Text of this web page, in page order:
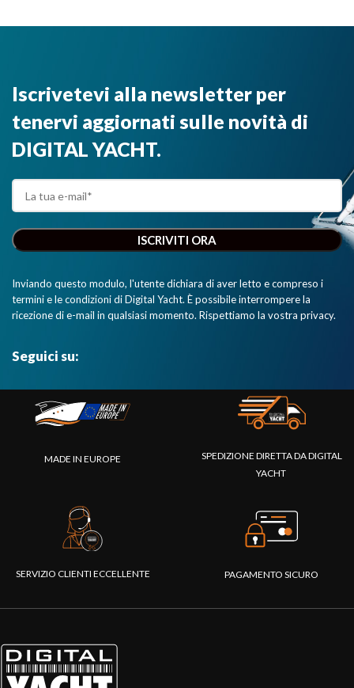
scheda
software di
3D.”
Fornito con
sottocoperta
dotato di uno
1920 x 1080
Iscrivetevi alla newsletter per
tenervi aggiornati sulle novità di
DIGITAL YACHT.
Inviando questo modulo, l'utente dichiara di aver letto e compreso i
termini e le condizioni di Digital Yacht. È possibile interrompere la
ricezione di e-mail in qualsiasi momento. Rispettiamo la vostra privacy.
Seguici su:
MADE IN EUROPE
SPEDIZIONE DIRETTA DA DIGITAL
YACHT
SERVIZIO CLIENTI ECCELLENTE PAGAMENTO SICURO